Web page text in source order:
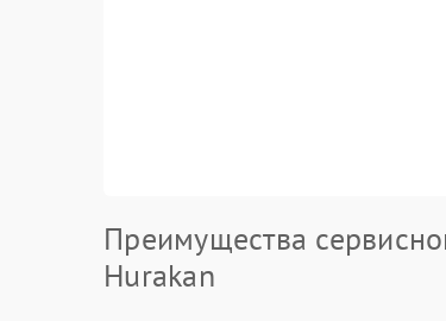
Преимущества
Hurakan